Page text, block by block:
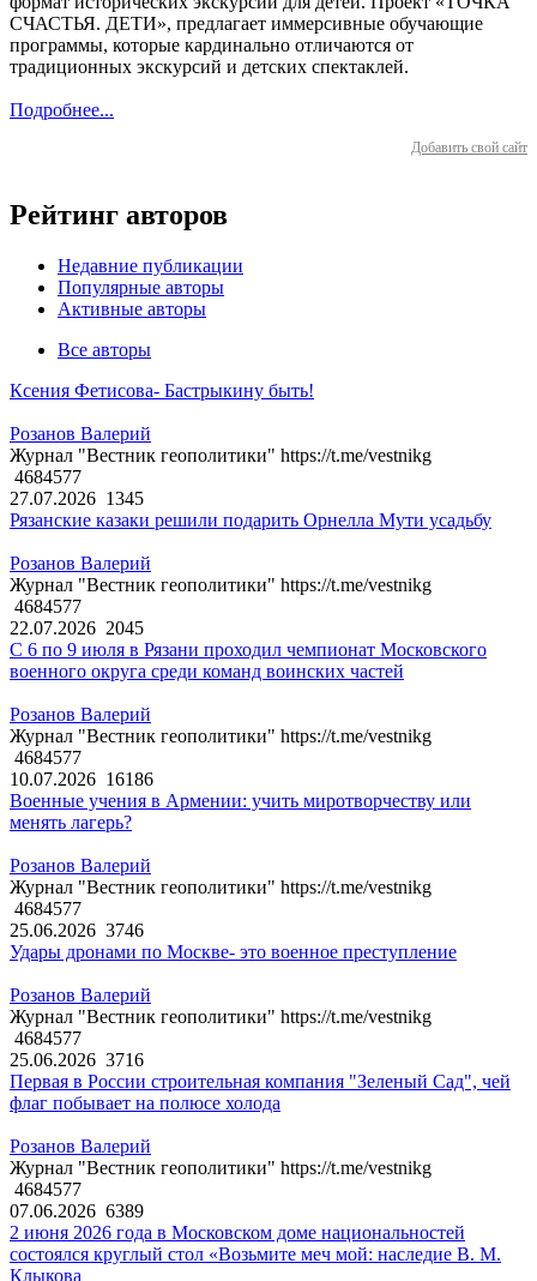
СЧАСТЬЯ. ДЕТИ», предлагает иммерсивные обучающие
программы, которые кардинально отличаются от
традиционных экскурсий и детских спектаклей.
Подробнее...
Добавить свой сайт
Рейтинг авторов
Недавние публикации
Популярные авторы
Активные авторы
Все авторы
Ксения Фетисова- Бастрыкину быть!
Розанов Валерий
Журнал "Вестник геополитики" https://t.me/vestnikg
4684577
27.07.2026 1345
Рязанские казаки решили подарить Орнелла Мути усадьбу
Розанов Валерий
Журнал "Вестник геополитики" https://t.me/vestnikg
4684577
22.07.2026 2045
С 6 по 9 июля в Рязани проходил чемпионат Московского
военного округа среди команд воинских частей
Розанов Валерий
Журнал "Вестник геополитики" https://t.me/vestnikg
4684577
10.07.2026 16186
Военные учения в Армении: учить миротворчеству или
менять лагерь?
Розанов Валерий
Журнал "Вестник геополитики" https://t.me/vestnikg
4684577
25.06.2026 3746
Удары дронами по Москве- это военное преступление
Розанов Валерий
Журнал "Вестник геополитики" https://t.me/vestnikg
4684577
25.06.2026 3716
Первая в России строительная компания "Зеленый Сад", чей
флаг побывает на полюсе холода
Розанов Валерий
Журнал "Вестник геополитики" https://t.me/vestnikg
4684577
07.06.2026 6389
2 июня 2026 года в Московском доме национальностей
состоялся круглый стол «Возьмите меч мой: наследие В. М.
Клыкова